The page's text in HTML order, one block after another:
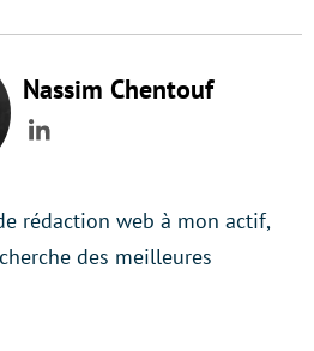
Nassim Chentouf
LinkedIn
rédaction web à mon actif,
des meilleures